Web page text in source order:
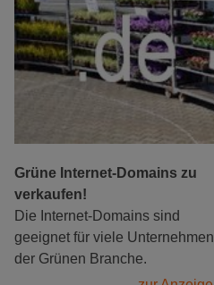
Grüne Internet-Domains zu
verkaufen!
Die Internet-Domains sind
geeignet für viele Unternehmen
der Grünen Branche.